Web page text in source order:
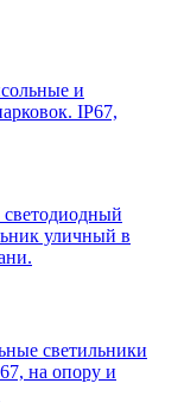
и
IP67,
уличный в
.
светильники
на опору и